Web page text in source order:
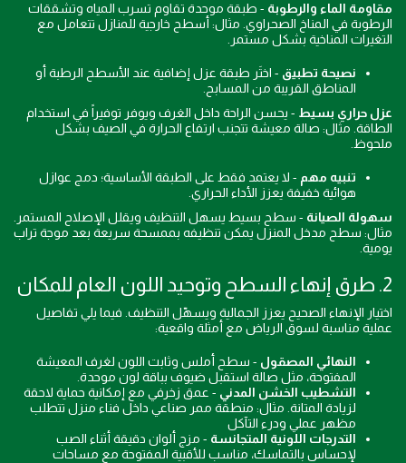
مقاومة الماء والرطوبة - طبقة موحدة تقاوم تسرب المياه وتشققات
الرطوبة في المناخ الصحراوي. مثال: أسطح خارجية للمنازل تتعامل مع
التغيرات المناخية بشكل مستمر.
نصيحة تطبيق - اختَر طبقة عزل إضافية عند الأسطح الرطبة أو
المناطق القريبة من المسابح.
عزل حراري بسيط - يحسن الراحة داخل الغرف ويوفر توفيراً في استخدام
الطاقة. مثال: صالة معيشة تتجنب ارتفاع الحرارة في الصيف بشكل
ملحوظ.
تنبيه مهم - لا يعتمد فقط على الطبقة الأساسية؛ دمج عوازل
هوائية خفيفة يعزز الأداء الحراري.
سهولة الصيانة - سطح بسيط يسهل التنظيف ويقلل الإصلاح المستمر.
مثال: سطح مدخل المنزل يمكن تنظيفه بممسحة سريعة بعد موجة تراب
يومية.
2. طرق إنهاء السطح وتوحيد اللون العام للمكان
اختيار الإنهاء الصحيح يعزز الجمالية ويسهّل التنظيف. فيما يلي تفاصيل
عملية مناسبة لسوق الرياض مع أمثلة واقعية:
النهائي المصقول - سطح أملس وثابت اللون لغرف المعيشة
المفتوحة، مثل صالة استقبل ضيوف بباقة لون موحدة.
التشطيب الخشن المدني - عمق زخرفي مع إمكانية حماية لاحقة
لزيادة المتانة. مثال: منطقة ممر صناعي داخل فناء منزل تتطلب
مظهر عملي ودرء التآكل
التدرجات اللونية المتجانسة - مزج ألوان دقيقة أثناء الصب
لإحساس بالتماسك، مناسب للأقبية المفتوحة مع مساحات